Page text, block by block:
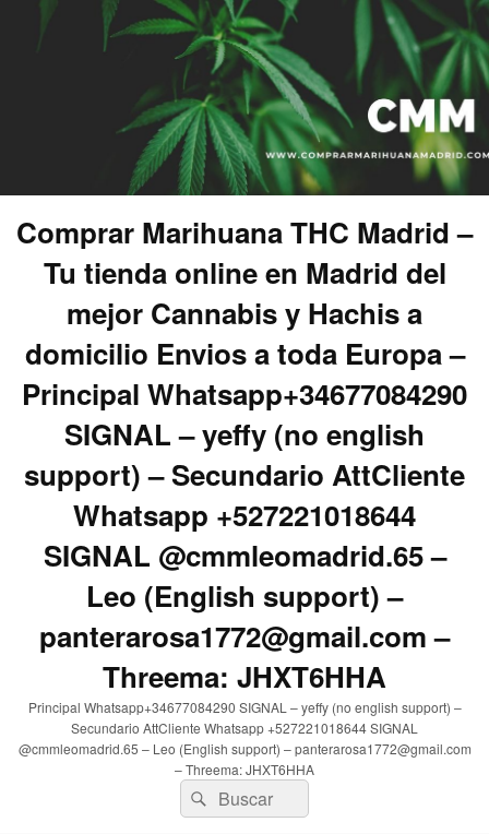
Comprar Marihuana THC Madrid –
Tu tienda online en Madrid del
mejor Cannabis y Hachis a
domicilio Envios a toda Europa –
Principal Whatsapp+34677084290
SIGNAL – yeffy (no english
support) – Secundario AttCliente
Whatsapp +527221018644
SIGNAL @cmmleomadrid.65 –
Leo (English support) –
panterarosa1772@gmail.com –
Threema: JHXT6HHA
Principal Whatsapp+34677084290 SIGNAL – yeffy (no english support) –
Secundario AttCliente Whatsapp +527221018644 SIGNAL
@cmmleomadrid.65 – Leo (English support) – panterarosa1772@gmail.com
– Threema: JHXT6HHA
Buscar
por:
Buscar